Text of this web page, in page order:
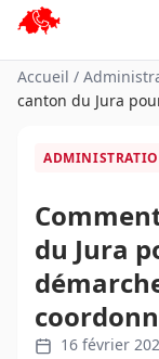
Aller
contenu
Accueil /
canton du Jura
du Jura
16 février